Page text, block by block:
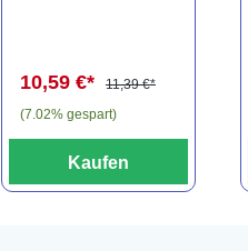
10,59 €*
11,39 €*
(7.02% gespart)
Kaufen